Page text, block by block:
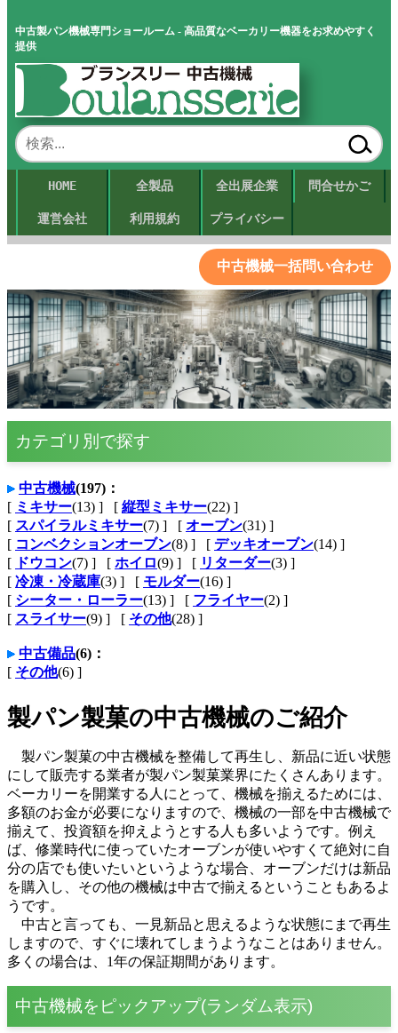
中古製パン機械専門ショールーム - 高品質なベーカリー機器をお求めやすく
提供
HOME 全製品 全出展企業 問合せかご
運営会社 利用規約 プライバシー
中古機械一括問い合わせ
カテゴリ別で探す
中古機械(197)：
[ ミキサー(13) ] [ 縦型ミキサー(22) ]
[ スパイラルミキサー(7) ] [ オーブン(31) ]
[ コンベクションオーブン(8) ] [ デッキオーブン(14) ]
[
ドウコン(7) ] [ ホイロ(9) ] [ リターダー(3) ]
[ 冷凍・冷蔵庫(3) ] [ モルダー(16) ]
[ シーター・ローラー(13) ] [ フライヤー(2) ]
[ スライサー(9) ] [ その他(28) ]
中古備品(6)：
[ その他(6) ]
製パン製菓の中古機械のご紹介
製パン製菓の中古機械を整備して再生し、新品に近い状態
にして販売する業者が製パン製菓業界にたくさんあります。
ベーカリーを開業する人にとって、機械を揃えるためには、
多額のお金が必要になりますので、機械の一部を中古機械で
揃えて、投資額を抑えようとする人も多いようです。例え
ば、修業時代に使っていたオーブンが使いやすくて絶対に自
分の店でも使いたいというような場合、オーブンだけは新品
を購入し、その他の機械は中古で揃えるということもあるよ
うです。
中古と言っても、一見新品と思えるような状態にまで再生
しますので、すぐに壊れてしまうようなことはありません。
多くの場合は、1年の保証期間があります。
中古機械をピックアップ(ランダム表示)